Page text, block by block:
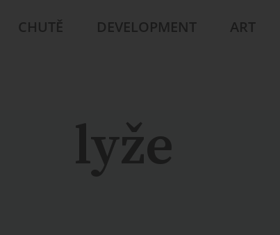
CHUTĚ DEVELOPMENT ART
lyže